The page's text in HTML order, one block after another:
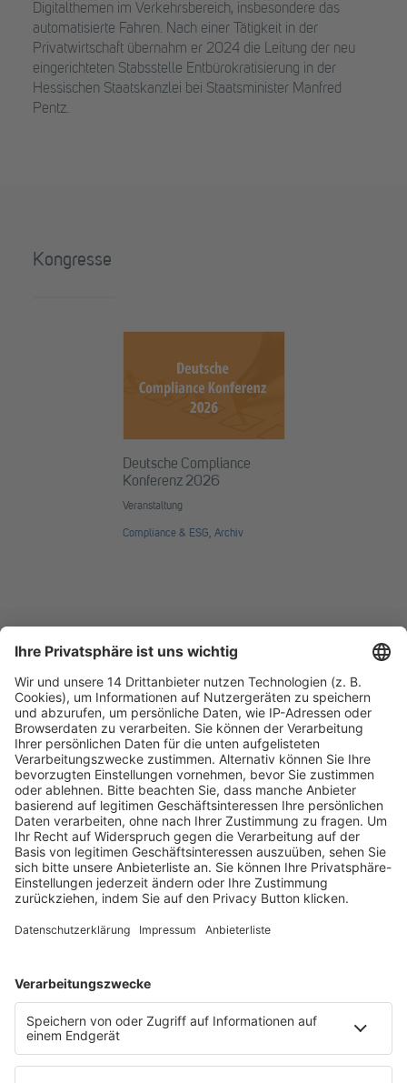
Digitalthemen im Verkehrsbereich, insbesondere das
automatisierte Fahren. Nach einer Tätigkeit in der
Privatwirtschaft übernahm er 2024 die Leitung der neu
eingerichteten Stabsstelle Entbürokratisierung in der
Hessischen Staatskanzlei bei Staatsminister Manfred
Pentz.
Kongresse
Deutsche Compliance
Konferenz 2026
Veranstaltung
Compliance & ESG, Archiv
Fachmedien Recht und Wirtschaft
Ein Fachbereich der
dfv Mediengruppe
Mainzer Landstr. 251
60326 Frankfurt am Main
E-Mail:info@ruw.de
Web:https://www.ruw.de
AGB
Datenschutzerklärung
Genderhinweis
Cookie-Einstellungen